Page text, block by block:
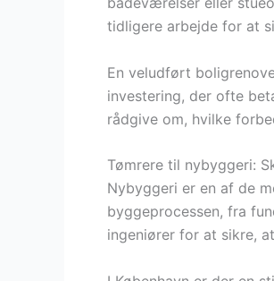
tidligere arbejde for at
En veludført
investering, der ofte
rådgive om, hvilke
Tømrere til nybyggeri:
Nybyggeri er en af de
byggeprocessen, fra
ingeniører for at sikre,